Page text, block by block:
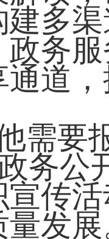
多
政务
通道
需要
政务
宣传
量发